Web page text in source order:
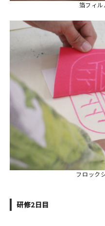
箔フィ
フロック
研修2日目